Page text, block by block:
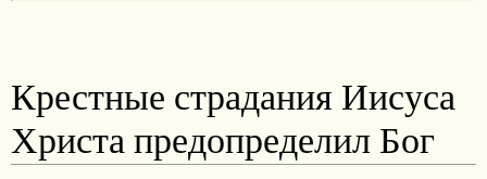
Крестные страдания Иисуса
Христа предопределил Бог